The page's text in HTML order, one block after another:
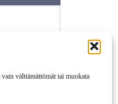
välttämättömät tai muokata